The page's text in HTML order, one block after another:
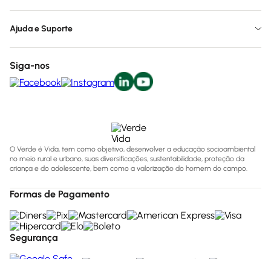
Ajuda e Suporte
Siga-nos
O Verde é Vida, tem como objetivo, desenvolver a educação socioambiental
no meio rural e urbano, suas diversificações, sustentabilidade, proteção da
criança e do adolescente, bem como a valorização do homem do campo.
Formas de Pagamento
Segurança